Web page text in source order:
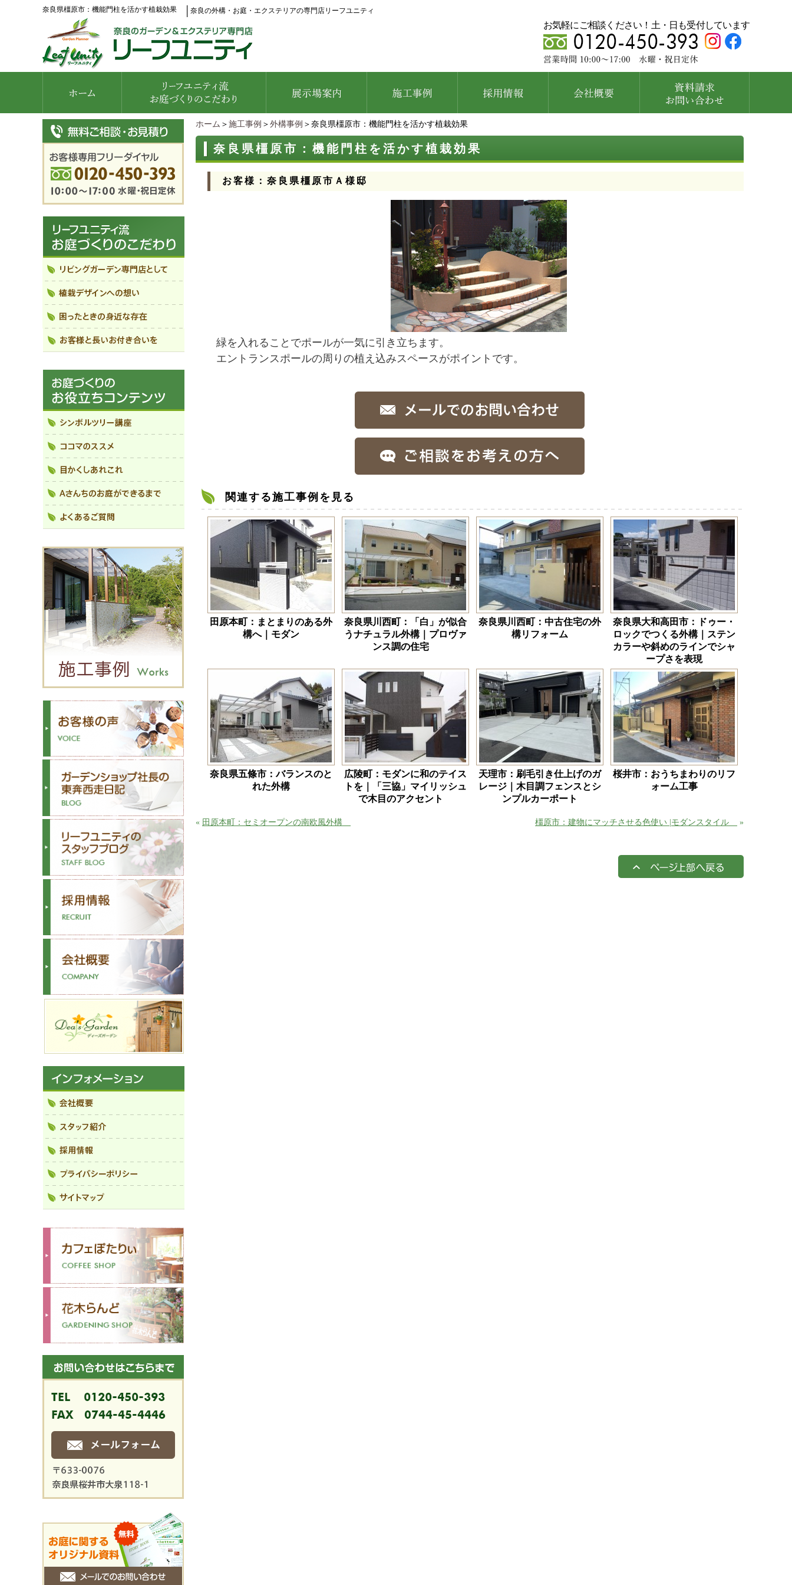
奈良県橿原市：機能門柱を活かす植栽効果 奈良の外構・お庭・エクステリアの専門店リーフユニティ
お気軽にご相談ください！土・日も受付しています
ホーム ＞ 施工事例 ＞ 外構事例 ＞奈良県橿原市：機能門柱を活かす植栽効果
奈良県橿原市：機能門柱を活かす植栽効果
お客様：奈良県橿原市Ａ様邸
緑を入れることでポールが一気に引き立ちます。
エントランスポールの周りの植え込みスペースがポイントです。
関連する施工事例を見る
田原本町：まとまりのある外
構へ｜モダン
奈良県川西町：「白」が似合
うナチュラル外構｜プロヴァ
ンス調の住宅
奈良県川西町：中古住宅の外
構リフォーム
奈良県大和高田市：ドゥー・
ロックでつくる外構｜ステン
カラーや斜めのラインでシャ
ープさを表現
奈良県五條市：バランスのと
れた外構
広陵町：モダンに和のテイス
トを｜「三協」マイリッシュ
で木目のアクセント
天理市：刷毛引き仕上げのガ
レージ｜木目調フェンスとシ
ンプルカーポート
桜井市：おうちまわりのリフ
ォーム工事
« 田原本町：セミオープンの南欧風外構 橿原市：建物にマッチさせる色使い |モダンスタイル »